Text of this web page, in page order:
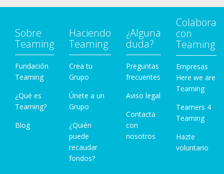
Sobre
Teaming
Fundación
Teaming
¿Qué es
Teaming?
Blog
Haciendo
Teaming
Crea tu
Grupo
Únete a un
Grupo
¿Quién
puede
recaudar
fondos?
¿Alguna
duda?
Preguntas
frecuentes
Aviso legal
Contacta
con
nosotros
Colabora
con
Teaming
Empresas
Here we are
Teaming
Teamers 4
Teaming
Hazte
voluntario